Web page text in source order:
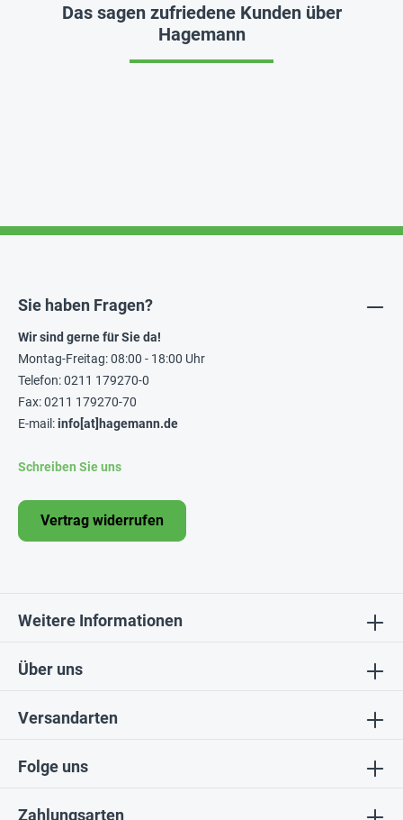
Das sagen zufriedene Kunden über
Hagemann
Folge uns
Über uns
Sie haben Fragen?
Wir sind gerne für Sie da!
Montag-Freitag: 08:00 - 18:00 Uhr
Telefon: 0211 179270-0
Fax: 0211 179270-70
E-mail:info[at]hagemann.de
Schreiben Sie uns
Vertrag widerrufen
Weitere Informationen
Zahlungsarten
Versandarten